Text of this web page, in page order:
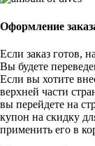
Оформление
Если заказ готов,
Вы будете
Если вы хотите
верхней части
вы перейдете на
купон на скидку
применить его в